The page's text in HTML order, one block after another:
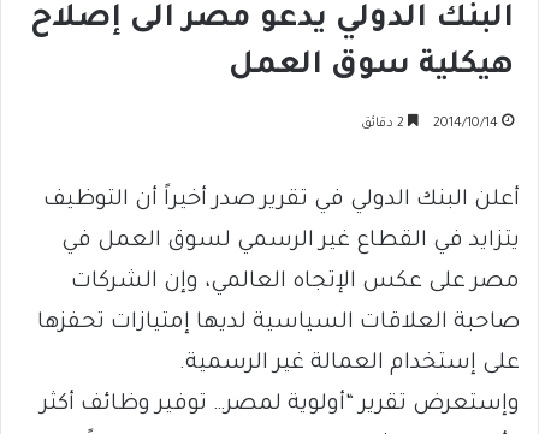
البنك الدولي يدعو مصر الى إصلاح
هيكلية سوق العمل
2014/10/14
أعلن البنك الدولي في تقرير صدر أخيراً أن التوظيف
يتزايد في القطاع غير الرسمي لسوق العمل في
مصر على عكس الإتجاه العالمي، وإن الشركات
صاحبة العلاقات السياسية لديها إمتيازات تحفزها
على إستخدام العمالة غير الرسمية.
وإستعرض تقرير “أولوية لمصر… توفير وظائف أكثر